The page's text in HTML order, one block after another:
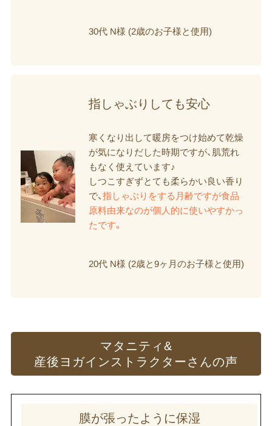
30代 N様 (2歳のお子様と使用)
指しゃぶりしても​安心
寒くなり出して暖房をつけ始めて乾燥
が気になりだした時期ですが、肌荒れ
もなく使えています♪
しつこすぎずとても柔らかい良い香り
で、指しゃぶりをする月齢ですが食品
原料由来なのが個人的に使いやすかっ
たです。
20代 N様 (2歳と9ヶ月のお子様と使用)
マタニティ&
産後ヨガインストラクターさんの声
膜が​張ったように​保湿